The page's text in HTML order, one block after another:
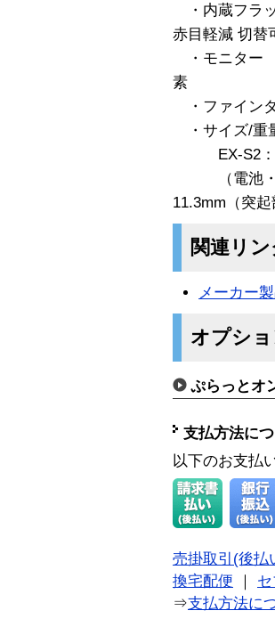
・内蔵フラ
赤目軽減 切替
・モニター
素
・ファイン
・サイズ/
EX-S2：
（電池・メ
11.3mm（突起
関連リン
メーカー
オプシ
ぷらっとオ
支払方法に
以下のお支払
売掛取引(後払
換宅配便
⇒支払方法に